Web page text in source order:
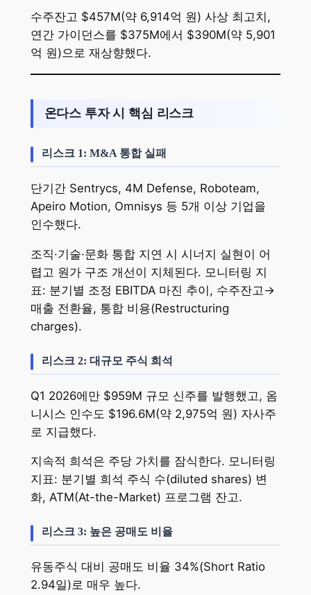
수주잔고 $457M(약 6,914억 원) 사상 최고치,
연간 가이던스를 $375M에서 $390M(약 5,901
억 원)으로 재상향했다.
온다스 투자 시 핵심 리스크
리스크 1: M&A 통합 실패
단기간 Sentrycs, 4M Defense, Roboteam,
Apeiro Motion, Omnisys 등 5개 이상 기업을
인수했다.
조직·기술·문화 통합 지연 시 시너지 실현이 어
렵고 원가 구조 개선이 지체된다. 모니터링 지
표: 분기별 조정 EBITDA 마진 추이, 수주잔고→
매출 전환율, 통합 비용(Restructuring
charges).
리스크 2: 대규모 주식 희석
Q1 2026에만 $959M 규모 신주를 발행했고, 옴
니시스 인수도 $196.6M(약 2,975억 원) 자사주
로 지급했다.
지속적 희석은 주당 가치를 잠식한다. 모니터링
지표: 분기별 희석 주식 수(diluted shares) 변
화, ATM(At-the-Market) 프로그램 잔고.
리스크 3: 높은 공매도 비율
유동주식 대비 공매도 비율 34%(Short Ratio
2.94일)로 매우 높다.